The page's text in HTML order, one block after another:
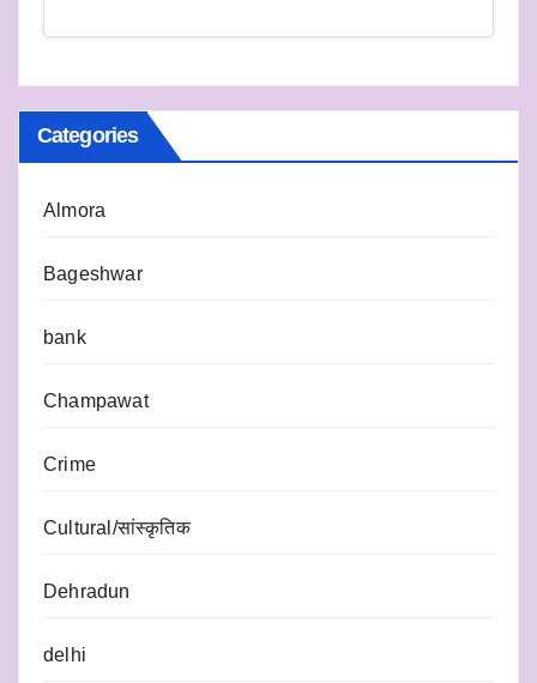
Categories
Almora
Bageshwar
bank
Champawat
Crime
Cultural/सांस्कृतिक
Dehradun
delhi